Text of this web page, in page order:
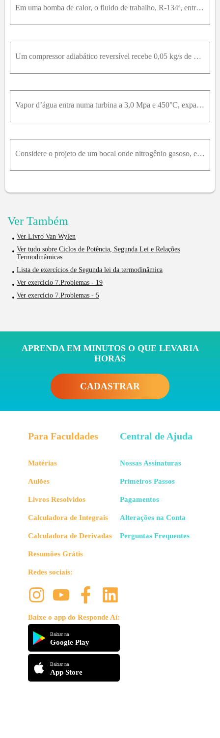
Em uma bomba de calor, o fluido de trabalho, R-134ª, entra ao compressor a 150 kPa e -10°C com uma vazão de 0,1 kg/s. No compressor, o R-134ª é comprimido em um processo adiabático até 1 Mpa. Calcule
Um compressor adiabático reversível recebe 0,05 kg/s de vapor saturado de R-22 a 200 kPa e tem uma pressão de saída de 800 kPa. Despreze energias cinéticas e determine a temperatura de saída e a mínim
Vapor d’água entra numa turbina a 3,0 Mpa e 450°C, expande-se num processo adiabático reversível, e sai a 10 kPa. As variações nas energias cinética e potencial, entre as condições de entrada e de saí
Considere o projeto de um bocal onde nitrogênio gasoso, escoando em um tubo a 500 kPa e 200°C e com uma velocidade de 10 m/s, deve ser expandido para produzir uma velocidade de 300 m/s. Determine a pr
Ver Também
Ver Livro Van Wylen
Ver tudo sobre Ciclos de Potência, Segunda Lei e Relações
Termodinâmicas
Lista de exercícios de Segunda lei da termodinâmica
Ver exercício 7.Problemas - 19
Ver exercício 7.Problemas - 5
APRENDA EM MINUTOS O QUE LEVARIA
HORAS
CADASTRAR
Para Faculdades
Matérias
Aulões
Livros Resolvidos
Calculadora de Integrais
Calculadora de Derivadas
Resumões Grátis
Redes sociais:
Baixe o app do Responde Aí:
Baixar na
Google Play
Baixar na
App Store
Central de Ajuda
Nossas Assinaturas
Primeiros Passos
Pagamentos
Alterações na Conta
Perguntas Frequentes